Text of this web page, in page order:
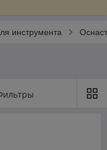
инструмента